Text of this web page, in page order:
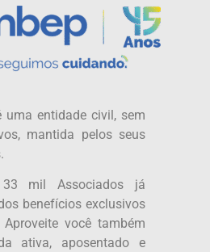
uma entidade civil, sem
mantida pelos seus
mil Associados já
benefícios exclusivos
Aproveite você também
ativa, aposentado e